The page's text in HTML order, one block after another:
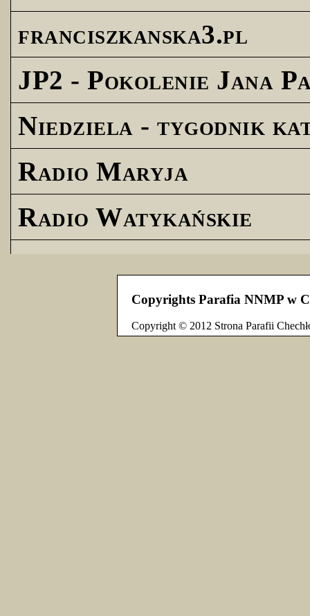
franciszkanska3.pl
JP2 - Pokolenie Jana
Niedziela - tygodnik
Radio Maryja
Radio Watykańskie
Copyrights Parafia NNMP w
Copyright © 2012 Strona Parafii